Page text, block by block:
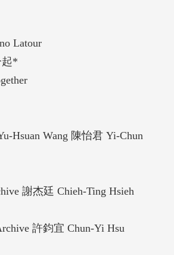
Latour
起*
Hsuan Wang 陳怡君 Yi-Chun
謝杰廷 Chieh-Ting Hsieh
許鈞宜 Chun-Yi Hsu